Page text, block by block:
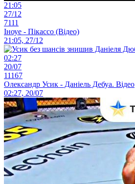
21:05
27/12
7111
Іноуе - Пікассо (Відео)
21:05, 27/12
02:27
20/07
11167
Олександр Усик - Даніель Дебуа. Відео
02:27, 20/07